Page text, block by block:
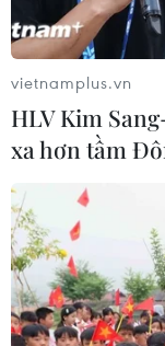
#Hoa hậu
vietnamplus.vn
HLV Kim
xa hơn tầm